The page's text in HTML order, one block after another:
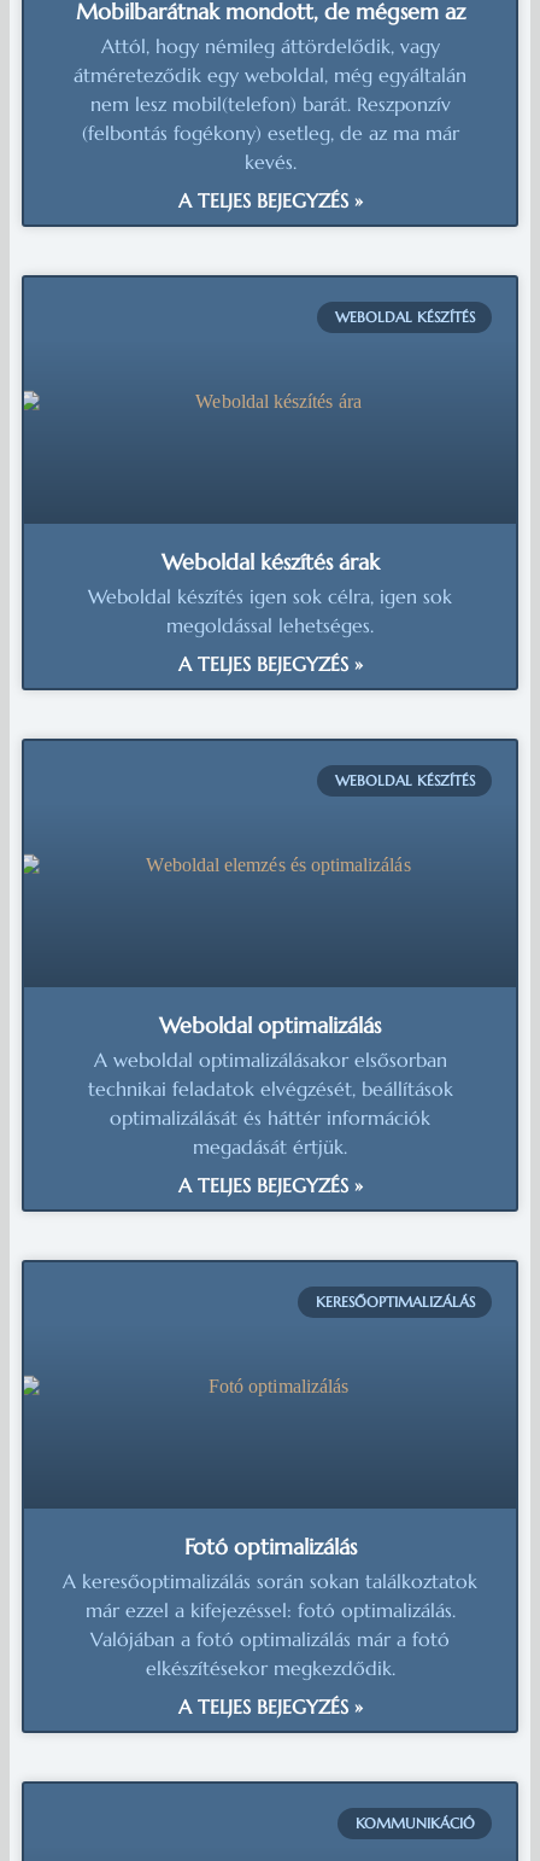
Mobilbarátnak mondott, de mégsem az
Attól, hogy némileg áttördelődik, vagy
átméreteződik egy weboldal, még egyáltalán
nem lesz mobil(telefon) barát. Reszponzív
(felbontás fogékony) esetleg, de az ma már
kevés.
A TELJES BEJEGYZÉS »
WEBOLDAL KÉSZÍTÉS
Weboldal készítés árak
Weboldal készítés igen sok célra, igen sok
megoldással lehetséges.
A TELJES BEJEGYZÉS »
WEBOLDAL KÉSZÍTÉS
Weboldal optimalizálás
A weboldal optimalizálásakor elsősorban
technikai feladatok elvégzését, beállítások
optimalizálását és háttér információk
megadását értjük.
A TELJES BEJEGYZÉS »
KERESŐOPTIMALIZÁLÁS
Fotó optimalizálás
A keresőoptimalizálás során sokan találkoztatok
már ezzel a kifejezéssel: fotó optimalizálás.
Valójában a fotó optimalizálás már a fotó
elkészítésekor megkezdődik.
A TELJES BEJEGYZÉS »
KOMMUNIKÁCIÓ